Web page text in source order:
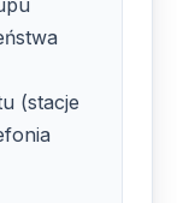
(stacje